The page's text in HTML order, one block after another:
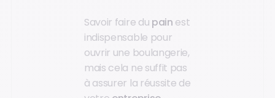
Savoir faire du pain est
indispensable pour
ouvrir une boulangerie,
mais cela ne suffit pas
à assurer la réussite de